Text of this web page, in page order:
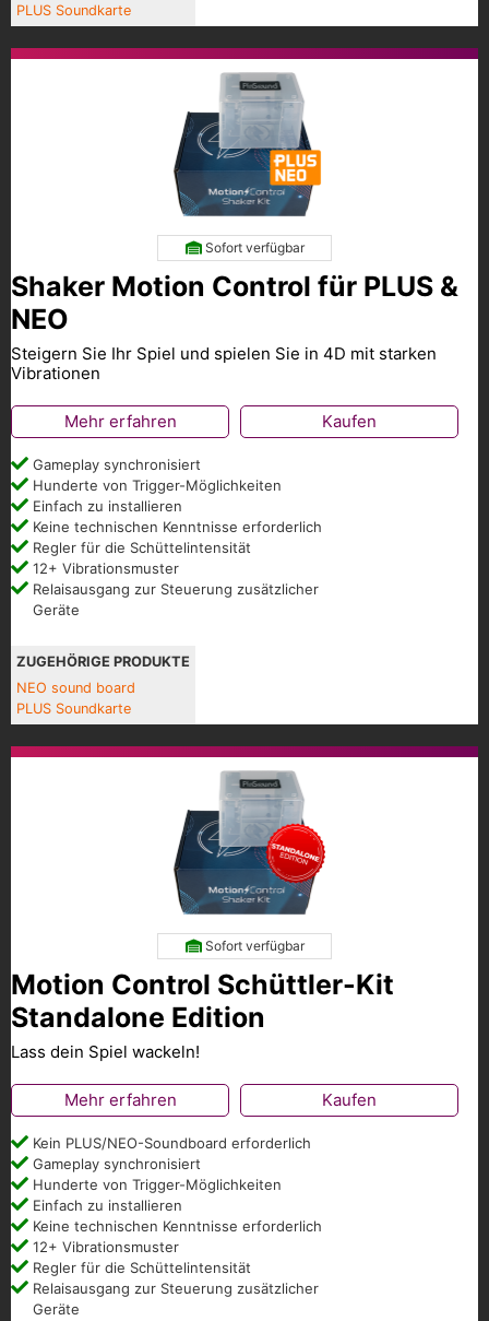
PLUS Soundkarte
Sofort verfügbar
Shaker Motion Control für PLUS &
NEO
Steigern Sie Ihr Spiel und spielen Sie in 4D mit starken
Vibrationen
Mehr erfahren Kaufen
Gameplay synchronisiert
Hunderte von Trigger-Möglichkeiten
Einfach zu installieren
Keine technischen Kenntnisse erforderlich
Regler für die Schüttelintensität
12+ Vibrationsmuster
Relaisausgang zur Steuerung zusätzlicher
Geräte
ZUGEHÖRIGE PRODUKTE
NEO sound board
PLUS Soundkarte
Sofort verfügbar
Motion Control Schüttler-Kit
Standalone Edition
Lass dein Spiel wackeln!
Mehr erfahren Kaufen
Kein PLUS/NEO-Soundboard erforderlich
Gameplay synchronisiert
Hunderte von Trigger-Möglichkeiten
Einfach zu installieren
Keine technischen Kenntnisse erforderlich
12+ Vibrationsmuster
Regler für die Schüttelintensität
Relaisausgang zur Steuerung zusätzlicher
Geräte